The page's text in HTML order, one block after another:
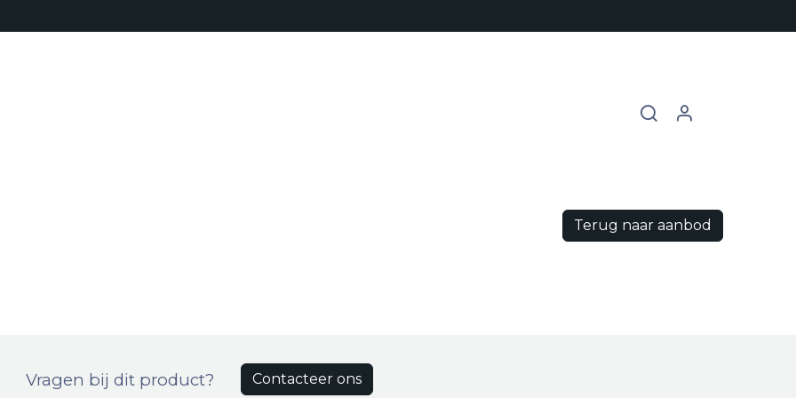
Terug naar aanbod
Vragen bij dit product? Contacteer ons